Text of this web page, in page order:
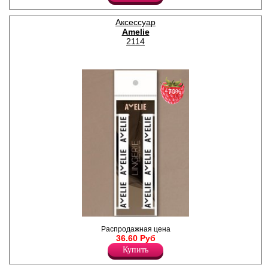
Эластан 15%
Аксессуар
Amelie
2114
Бретель для бюстгальтера с
логотипом Amelie, ширина
Полиамид 80%
Эластан 20%
−70%
Распродажная цена
36.60 Руб
Купить